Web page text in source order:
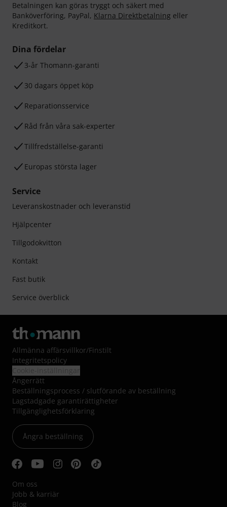
Betalningen kan göras tryggt och säkert med
Banköverföring, PayPal, Klarna Direktbetalning eller
Kreditkort.
Dina fördelar
3-år Thomann-garanti
30 dagars öppet köp
Reparationsservice
Råd från våra sak-experter
Tillfredställelse-garanti
Europas största lager
Service
Leveranskostnader och leveranstid
Hjälpcenter
Tillgodokvitton
Kontakt
Fast butik
Service överblick
Allmänna affärsvillkor/Finstilt
Integritetspolicy
Ångerrätt
Beställningsprocess / slutförande av beställning
Lagstadgade garantirättigheter
Tillgänglighetsförklaring
Ångra beställning
Om oss
Jobb & karriär
Blog